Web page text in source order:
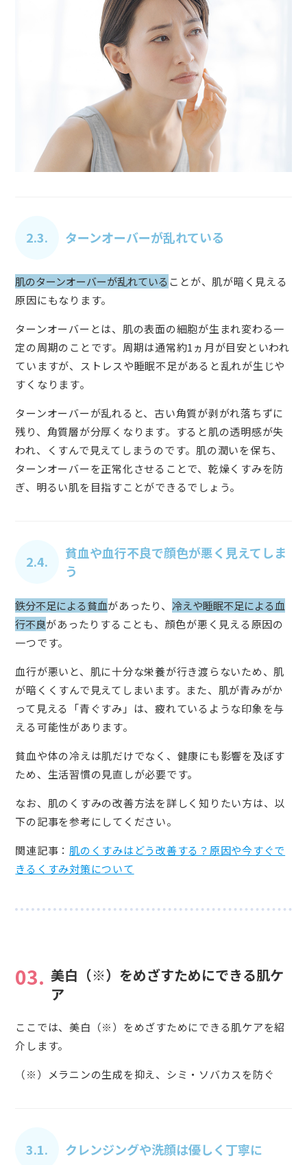
2.3. ターンオーバーが乱れている
肌のターンオーバーが乱れている ことが、肌が暗く見える
原因にもなります。
ターンオーバーとは、肌の表面の細胞が生まれ変わる一
定の周期のことです。周期は通常約1ヵ月が目安といわれ
ていますが、ストレスや睡眠不足があると乱れが生じや
すくなります。
ターンオーバーが乱れると、古い角質が剥がれ落ちずに
残り、角質層が分厚くなります。すると肌の透明感が失
われ、くすんで見えてしまうのです。肌の潤いを保ち、
ターンオーバーを正常化させることで、乾燥くすみを防
ぎ、明るい肌を目指すことができるでしょう。
2.4.
貧血や血行不良で顔色が悪く見えてしま
う
鉄分不足による貧血があったり、 冷えや睡眠不足による血
行不良があったりすることも、顔色が悪く見える原因の
一つです。
血行が悪いと、肌に十分な栄養が行き渡らないため、肌
が暗くくすんで見えてしまいます。また、肌が青みがか
って見える「青ぐすみ」は、疲れているような印象を与
える可能性があります。
貧血や体の冷えは肌だけでなく、健康にも影響を及ぼす
ため、生活習慣の見直しが必要です。
なお、肌のくすみの改善方法を詳しく知りたい方は、以
下の記事を参考にしてください。
関連記事： 肌のくすみはどう改善する？原因や今すぐで
きるくすみ対策について
03. 美白（※）をめざすためにできる肌ケ
ア
ここでは、美白（※）をめざすためにできる肌ケアを紹
介します。
（※）メラニンの生成を抑え、シミ・ソバカスを防ぐ
3.1. クレンジングや洗顔は優しく丁寧に